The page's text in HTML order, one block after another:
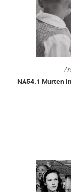
NA54.1 Murten